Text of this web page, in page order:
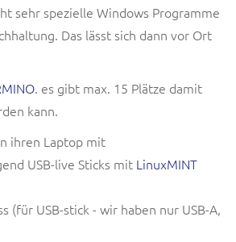
sehr spezielle Windows Programme
Das lässt sich dann vor Ort
. es gibt max. 15 Plätze damit
kann.
ihren Laptop mit
USB-live Sticks mit LinuxMINT
(für USB-stick - wir haben nur USB-A,